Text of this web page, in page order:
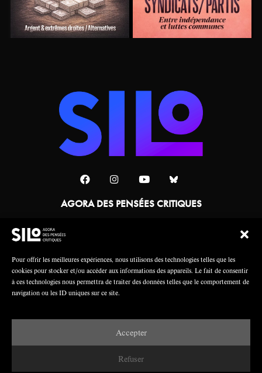
Pour offrir les meilleures expériences, nous utilisons des technologies telles que les
cookies pour stocker et/ou accéder aux informations des appareils. Le fait de consentir
à ces technologies nous permettra de traiter des données telles que le comportement de
navigation ou les ID uniques sur ce site.
Accepter
Refuser
AGORA DES PENSÉES CRITIQUES